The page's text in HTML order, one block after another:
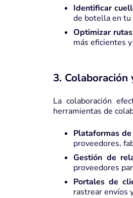
Identificar
de botella en tu
Optimizar
más eficientes
3. Colaboración
La colaboración
herramientas de
Plataformas
proveedores,
Gestión de
proveedores
Portales de
rastrear envíos